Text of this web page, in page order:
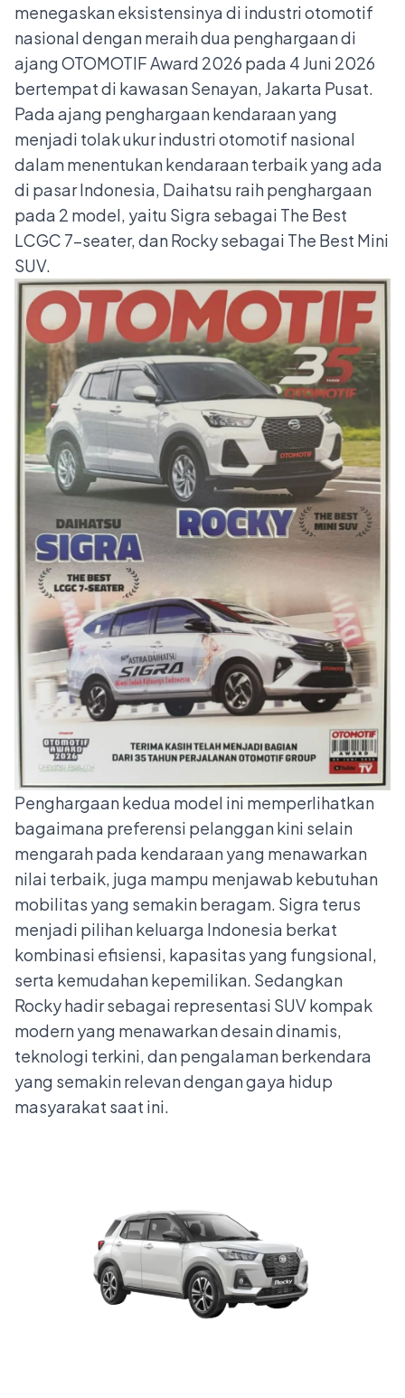
menegaskan eksistensinya di industri otomotif
nasional dengan meraih dua penghargaan di
ajang OTOMOTIF Award 2026 pada 4 Juni 2026
bertempat di kawasan Senayan, Jakarta Pusat.
Pada ajang penghargaan kendaraan yang
menjadi tolak ukur industri otomotif nasional
dalam menentukan kendaraan terbaik yang ada
di pasar Indonesia, Daihatsu raih penghargaan
pada 2 model, yaitu Sigra sebagai The Best
LCGC 7-seater, dan Rocky sebagai The Best Mini
SUV.
Penghargaan kedua model ini memperlihatkan
bagaimana preferensi pelanggan kini selain
mengarah pada kendaraan yang menawarkan
nilai terbaik, juga mampu menjawab kebutuhan
mobilitas yang semakin beragam. Sigra terus
menjadi pilihan keluarga Indonesia berkat
kombinasi efisiensi, kapasitas yang fungsional,
serta kemudahan kepemilikan. Sedangkan
Rocky hadir sebagai representasi SUV kompak
modern yang menawarkan desain dinamis,
teknologi terkini, dan pengalaman berkendara
yang semakin relevan dengan gaya hidup
masyarakat saat ini.